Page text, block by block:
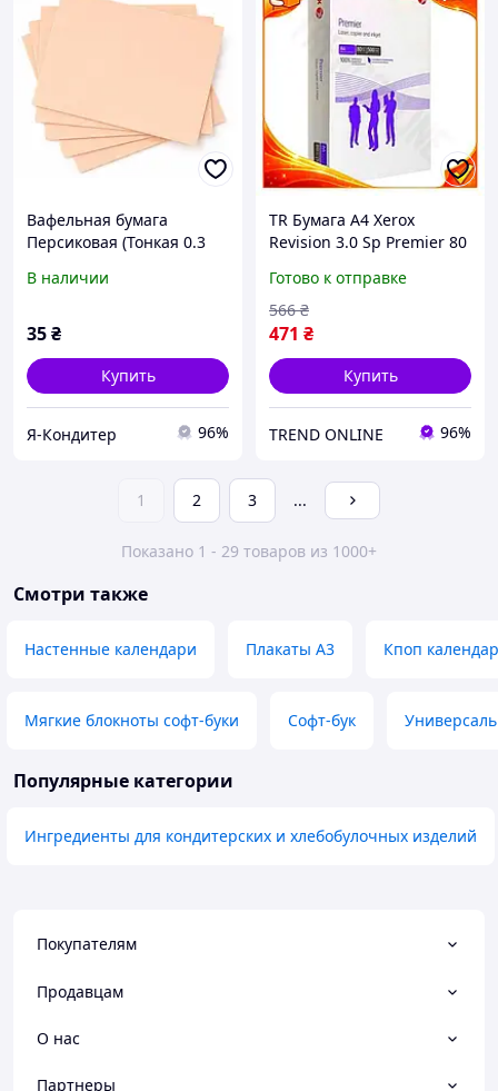
Вафельная бумага
Персиковая (Тонкая 0.3
В наличии
35₴
Купить
Я-Кондитер 96%
TR Бумага А4 Xerox
Revision 3.0 Sp Premier 80
бумага для печати
документов канцеляр
SpeR-4N
Готово к отправке
471 ₴
566 ₴
Купить
TREND ONLINE 96%
1 2 3 ...
Показано 1 - 29 товаров из 1000+
Смотри также
Настенные календари Плакаты А3 Кпоп
Мягкие блокноты софт-буки Софт-бук
Популярные категории
Ингредиенты для кондитерских и хлебобулочных изделий
Покупателям
Продавцам
О нас
Партнеры